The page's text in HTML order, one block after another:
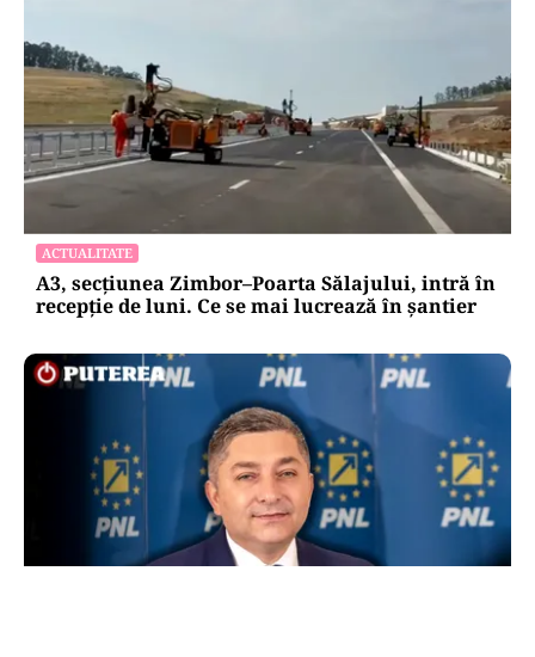
ACTUALITATE
A3, secțiunea Zimbor–Poarta Sălajului, intră în
recepție de luni. Ce se mai lucrează în șantier